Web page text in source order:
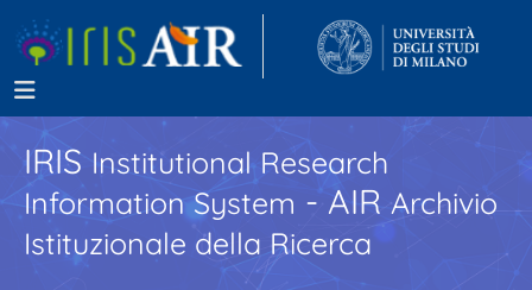
IRISInstitutional Research
Information System - AIR Archivio
Istituzionale della Ricerca